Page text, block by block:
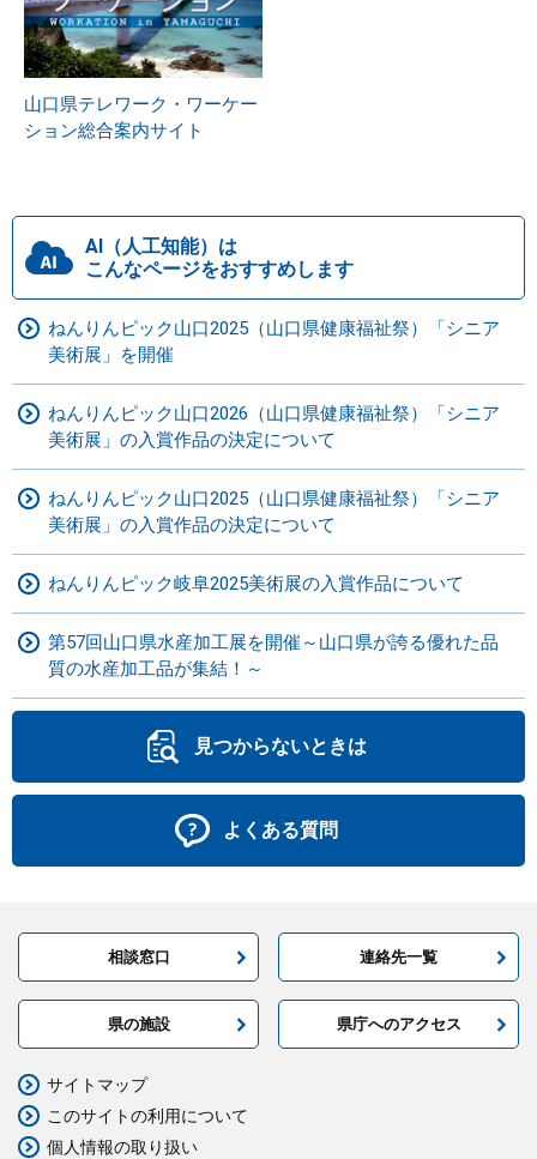
山口県テレワーク・ワーケー
ション総合案内サイト
AI（人工知能）は
こんなページをおすすめします
ねんりんピック山口2025（山口県健康福祉祭）「シニア
美術展」を開催
ねんりんピック山口2026（山口県健康福祉祭）「シニア
美術展」の入賞作品の決定について
ねんりんピック山口2025（山口県健康福祉祭）「シニア
美術展」の入賞作品の決定について
ねんりんピック岐阜2025美術展の入賞作品について
第57回山口県水産加工展を開催～山口県が誇る優れた品
質の水産加工品が集結！～
見つからないときは
よくある質問
相談窓口 連絡先一覧
県の施設 県庁へのアクセス
サイトマップ
このサイトの利用について
個人情報の取り扱い